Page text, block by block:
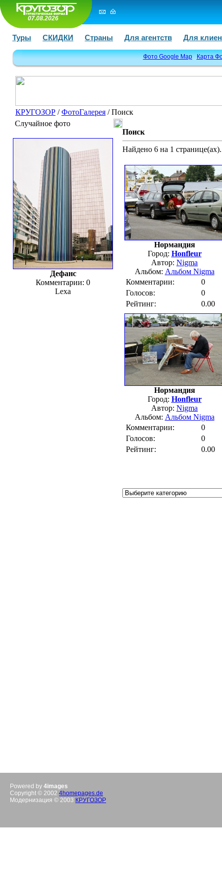
07.08.2026
Туры СКИДКИ Страны Для агентств Для
Фото Google Map Карта
КРУГОЗОР /ФотоГалерея / Поиск
Случайное фото
Дефанс
Комментарии: 0
Lexa
Поиск
Найдено 6 на 1
Нормандия
Город: Honfleur
Автор: Nigma
Альбом: Альбом Nigma
Комментарии:
0
Голосов:
0
Рейтинг:
0.00
Нормандия
Город: Honfleur
Автор: Nigma
Альбом: Альбом Nigma
Комментарии:
0
Голосов:
0
Рейтинг:
0.00
Powered by 4images
Copyright © 2002 4homepages.de
Модернизация © 2003 КРУГОЗОР